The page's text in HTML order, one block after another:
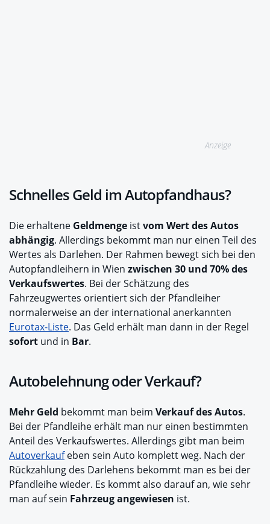
Anzeige
Schnelles Geld im Autopfandhaus?
Die erhaltene Geldmenge istvom Wert des Autos
abhängig. Allerdings bekommt man nur einen Teil des
Wertes als Darlehen. Der Rahmen bewegt sich bei den
Autopfandleihern in Wien zwischen 30 und 70% des
Verkaufswertes. Bei der Schätzung des
Fahrzeugwertes orientiert sich der Pfandleiher
normalerweise an der international anerkannten
Eurotax-Liste. Das Geld erhält man dann in der Regel
sofort und in Bar.
Autobelehnung oder Verkauf?
Mehr Geld bekommt man beim Verkauf des Autos.
Bei der Pfandleihe erhält man nur einen bestimmten
Anteil des Verkaufswertes. Allerdings gibt man beim
Autoverkaufeben sein Auto komplett weg. Nach der
Rückzahlung des Darlehens bekommt man es bei der
Pfandleihe wieder. Es kommt also darauf an, wie sehr
man auf sein Fahrzeug angewiesen ist.